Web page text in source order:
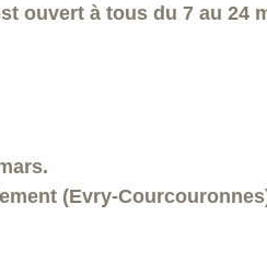
ouvert à tous du 7 au 24
(Evry-